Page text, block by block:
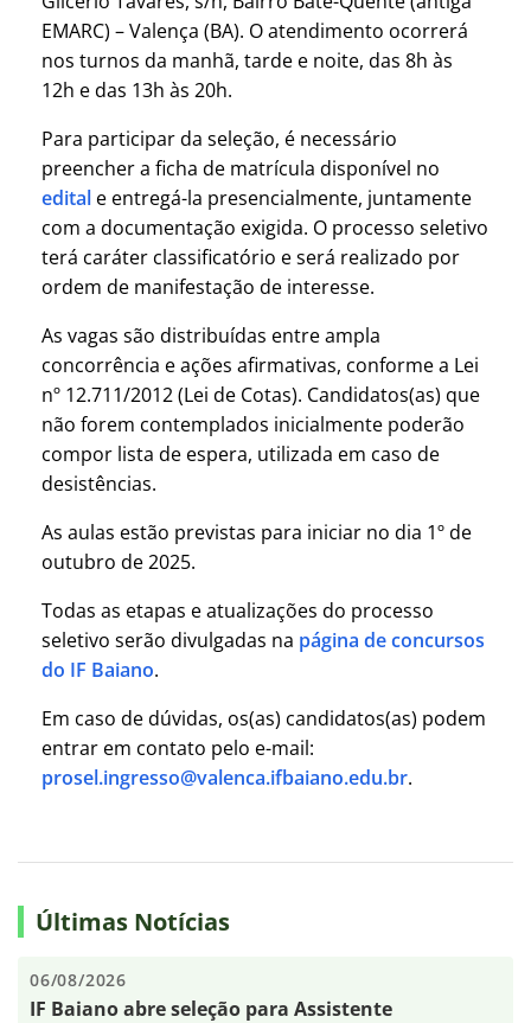
EMARC) – Valença (BA). O atendimento ocorrerá
nos turnos da manhã, tarde e noite, das 8h às
12h e das 13h às 20h.
Para participar da seleção, é necessário
preencher a ficha de matrícula disponível no
edital e entregá-la presencialmente, juntamente
com a documentação exigida. O processo seletivo
terá caráter classificatório e será realizado por
ordem de manifestação de interesse.
As vagas são distribuídas entre ampla
concorrência e ações afirmativas, conforme a Lei
nº 12.711/2012 (Lei de Cotas). Candidatos(as) que
não forem contemplados inicialmente poderão
compor lista de espera, utilizada em caso de
desistências.
As aulas estão previstas para iniciar no dia 1º de
outubro de 2025.
Todas as etapas e atualizações do processo
seletivo serão divulgadas na página de concursos
do IF Baiano.
Em caso de dúvidas, os(as) candidatos(as) podem
entrar em contato pelo e-mail:
prosel.ingresso@valenca.ifbaiano.edu.br.
Últimas Notícias
06/08/2026
IF Baiano abre seleção para Assistente